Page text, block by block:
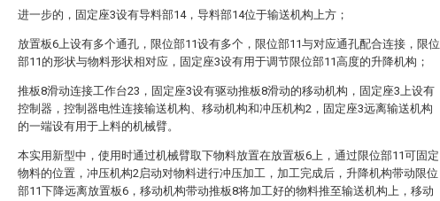
进一步的，固定座3设有导料部14，导料部14位于输送机构上方；
放置板6上设有多个通孔，限位部11设有多个，限位部11与对应通孔配合连接，限位
部11的形状与物料形状相对应，固定座3设有用于调节限位部11高度的升降机构；
推板8滑动连接工作台23，固定座3设有驱动推板8滑动的移动机构，固定座3上设有
控制器，控制器电性连接输送机构、移动机构和冲压机构2，固定座3远离输送机构
的一端设有用于上料的机械臂。
本实用新型中，使用时通过机械臂取下物料放置在放置板6上，通过限位部11可固定
物料的位置，冲压机构2启动对物料进行冲压加工，加工完成后，升降机构带动限位
部11下降远离放置板6，移动机构带动推板8将加工好的物料推至输送机构上，移动